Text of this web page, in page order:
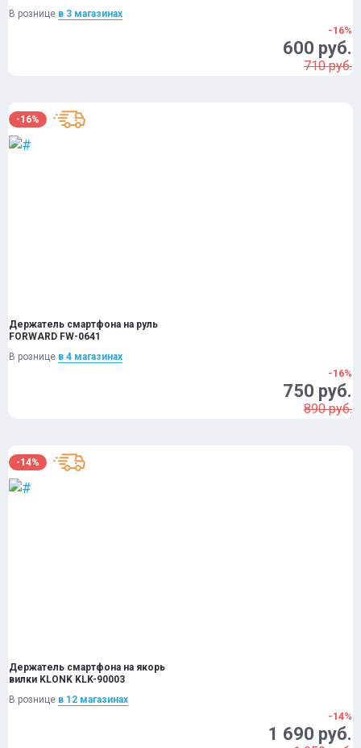
В рознице в 3 магазинах
-16%
600 руб.
710 руб.
-16%
Держатель смартфона на руль
FORWARD FW-0641
В рознице в 4 магазинах
-16%
750 руб.
890 руб.
-14%
Держатель смартфона на якорь
вилки KLONK KLK-90003
В рознице в 12 магазинах
-14%
1 690 руб.